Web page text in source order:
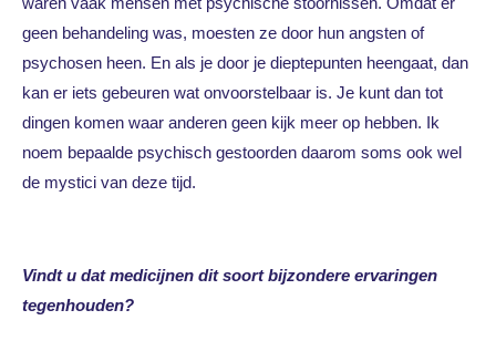
geen behandeling was, moesten ze door hun angsten of
psychosen heen. En als je door je dieptepunten heengaat, dan
kan er iets gebeuren wat onvoorstelbaar is. Je kunt dan tot
dingen komen waar anderen geen kijk meer op hebben. Ik
noem bepaalde psychisch gestoorden daarom soms ook wel
de mystici van deze tijd.
Vindt u dat medicijnen dit soort bijzondere ervaringen
tegenhouden?